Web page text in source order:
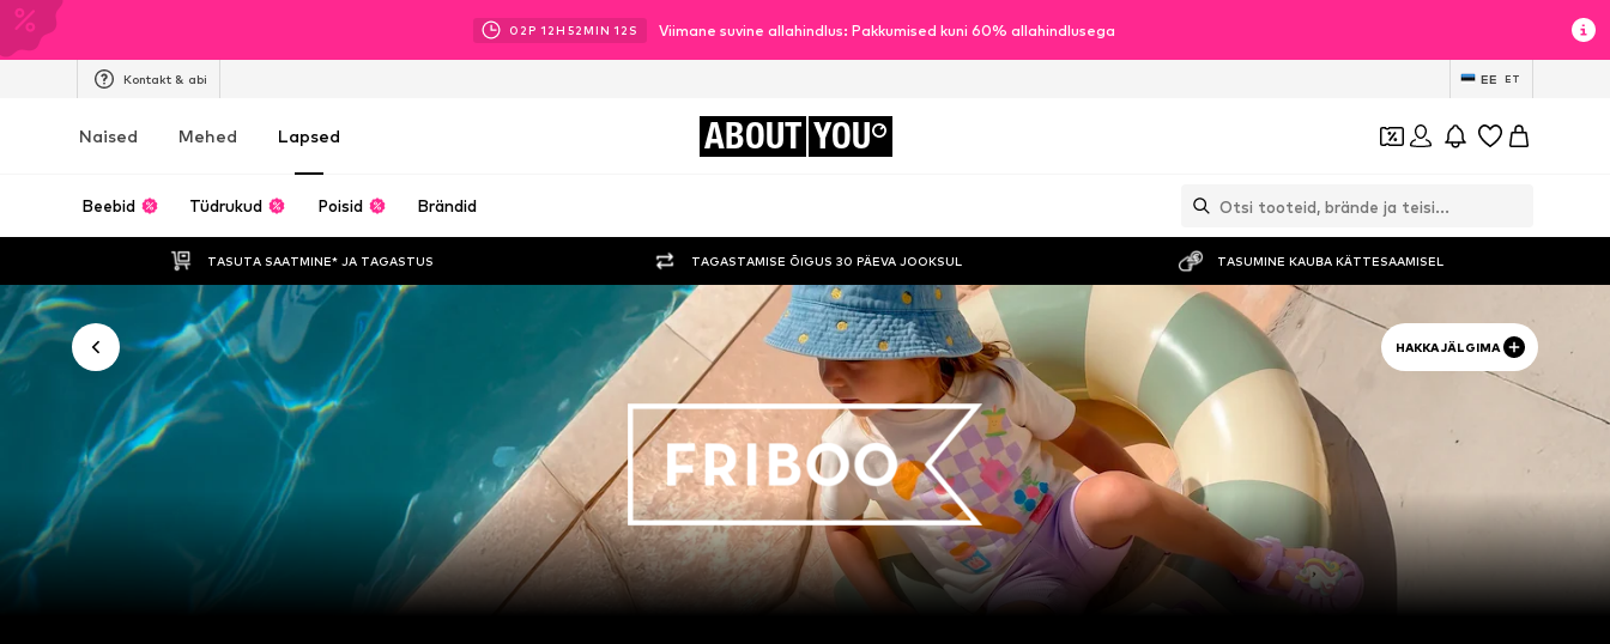
02P 12H 52MIN 11 S Viimane suvine allahindlus: Pakkumised kuni 60% allahindlusega
Kontakt & abi EE ET
Naised Mehed Lapsed ABOUT YOU
Beebid Tüdrukud Poisid Brändid
TASUTA SAATMINE* JA TAGASTUS TAGASTAMISE ÕIGUS 30 PÄEVA JOOKSUL TASUMINE KAUBA KÄTTESAAMISEL
HAKKA JÄLGIMA